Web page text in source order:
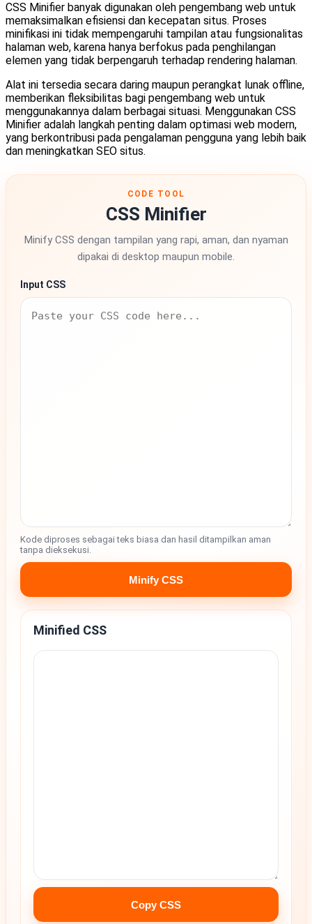
CSS Minifier banyak digunakan oleh pengembang web untuk
memaksimalkan efisiensi dan kecepatan situs. Proses
minifikasi ini tidak mempengaruhi tampilan atau fungsionalitas
halaman web, karena hanya berfokus pada penghilangan
elemen yang tidak berpengaruh terhadap rendering halaman.
Alat ini tersedia secara daring maupun perangkat lunak offline,
memberikan fleksibilitas bagi pengembang web untuk
menggunakannya dalam berbagai situasi. Menggunakan CSS
Minifier adalah langkah penting dalam optimasi web modern,
yang berkontribusi pada pengalaman pengguna yang lebih baik
dan meningkatkan SEO situs.
CODE TOOL
CSS Minifier
Minify CSS dengan tampilan yang rapi, aman, dan nyaman
dipakai di desktop maupun mobile.
Input CSS
Kode diproses sebagai teks biasa dan hasil ditampilkan aman
tanpa dieksekusi.
Minify CSS
Minified CSS
Copy CSS